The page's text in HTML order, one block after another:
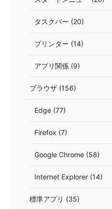
タスクバー (20)
プリンター (14)
アプリ関係 (9)
ブラウザ (156)
Edge (77)
Firefox (7)
Google Chrome (58)
Internet Explorer (14)
標準アプリ (35)